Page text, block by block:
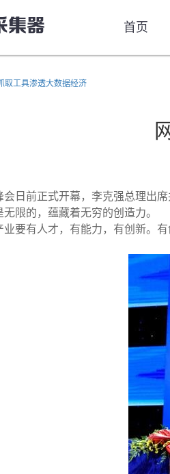
首页
取工具渗透大数据经济
会日前正式开幕，李克强总理出
限的，蕴藏着无穷的创造力。
业要有人才，有能力，有创新。